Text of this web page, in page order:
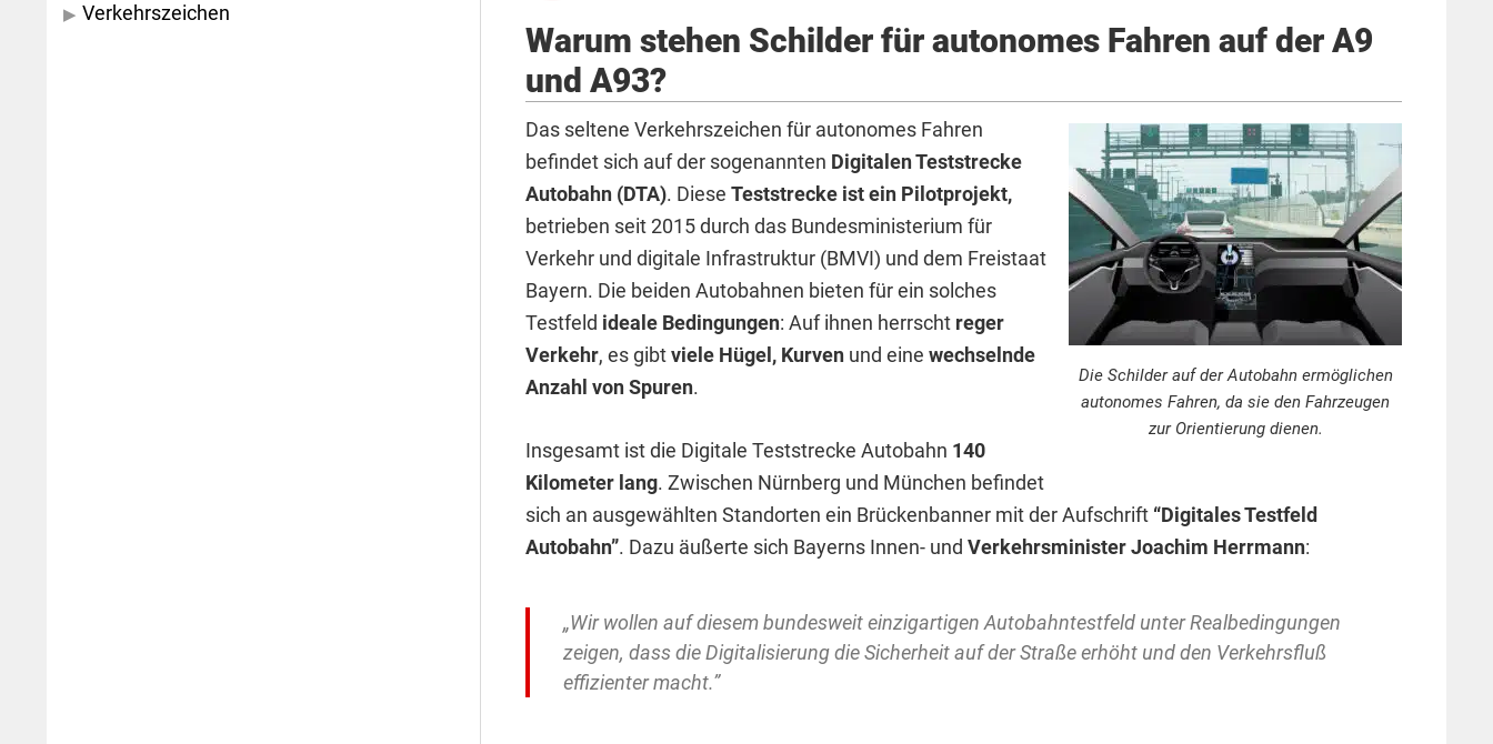
Warum stehen Schilder für autonomes Fahren auf der A9
und A93?
Die Schilder auf der Autobahn ermöglichen
autonomes Fahren, da sie den Fahrzeugen
zur Orientierung dienen.
Das seltene Verkehrszeichen für autonomes Fahren
befindet sich auf der sogenannten Digitalen Teststrecke
Autobahn (DTA). Diese Teststrecke ist ein Pilotprojekt,
betrieben seit 2015 durch das Bundesministerium für
Verkehr und digitale Infrastruktur (BMVI) und dem Freistaat
Bayern. Die beiden Autobahnen bieten für ein solches
Testfeld ideale Bedingungen: Auf ihnen herrscht reger
Verkehr, es gibtviele Hügel, Kurven und eine wechselnde
Anzahl von Spuren.
Insgesamt ist die Digitale Teststrecke Autobahn 140
Kilometer lang. Zwischen Nürnberg und München befindet
sich an ausgewählten Standorten ein Brückenbanner mit der Aufschrift “Digitales Testfeld
Autobahn”. Dazu äußerte sich Bayerns Innen- und Verkehrsminister Joachim Herrmann:
„Wir wollen auf diesem bundesweit einzigartigen Autobahntestfeld unter Realbedingungen
zeigen, dass die Digitalisierung die Sicherheit auf der Straße erhöht und den Verkehrsfluß
effizienter macht.”
Verkehrszeichen